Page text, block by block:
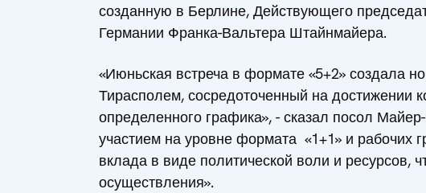
созданную в Берлине, Действующего
Германии Франка-Вальтера Штайнмайера.
«Июньская встреча в формате «5+2» создала
Тирасполем, сосредоточенный на достижении
определенного графика», - сказал посол
участием на уровне формата «1+1» и рабочих
вклада в виде политической воли и ресурсов,
осуществления».